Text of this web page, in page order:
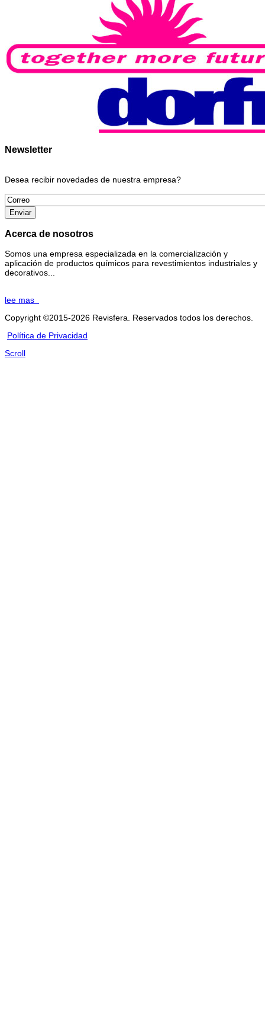
Newsletter
Desea recibir novedades de nuestra empresa?
Acerca de nosotros
Somos una empresa especializada en la comercialización y
aplicación de productos químicos para revestimientos industriales y
decorativos...
lee mas
Copyright ©2015-2026 Revisfera. Reservados todos los derechos.
Política de Privacidad
Scroll